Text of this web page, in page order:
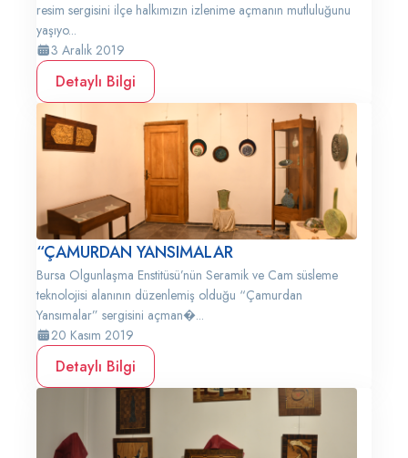
resim sergisini ilçe halkımızın izlenime açmanın mutluluğunu
yaşıyo...
3 Aralık 2019
Detaylı Bilgi
“ÇAMURDAN YANSIMALAR
Bursa Olgunlaşma Enstitüsü’nün Seramik ve Cam süsleme
teknolojisi alanının düzenlemiş olduğu “Çamurdan
Yansımalar” sergisini açman�...
20 Kasım 2019
Detaylı Bilgi